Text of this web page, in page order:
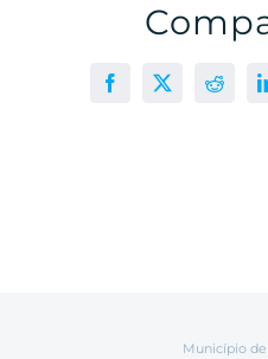
Facebook
X Reddit
Município de